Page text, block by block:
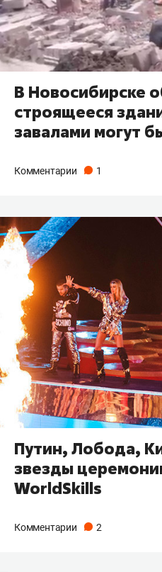
В Новосибирске
строящееся
завалами могут
Комментарии 1
Путин, Лобода,
звезды
WorldSkills
Комментарии 2